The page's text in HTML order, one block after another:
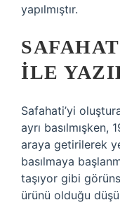
yapılmıştır.
ILE
Safahati’yi
ayrı
araya getirilerek
basılmaya
taşıyor gibi
ürünü olduğu